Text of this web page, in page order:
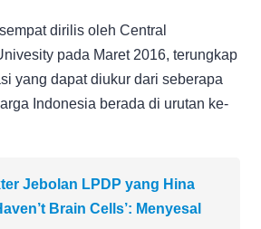
dirilis oleh Central
pada Maret 2016, terungkap
yang dapat diukur dari seberapa
Indonesia berada di urutan ke-
Jebolan LPDP yang Hina
Brain Cells’: Menyesal